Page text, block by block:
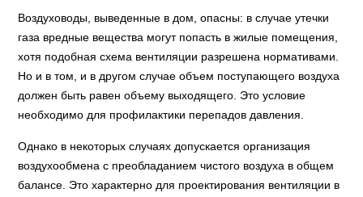
Воздуховоды, выведенные в дом, опасны: в случае утечки
газа вредные вещества могут попасть в жилые помещения,
хотя подобная схема вентиляции разрешена нормативами.
Но и в том, и в другом случае объем поступающего воздуха
должен быть равен объему выходящего. Это условие
необходимо для профилактики перепадов давления.
Однако в некоторых случаях допускается организация
воздухообмена с преобладанием чистого воздуха в общем
балансе. Это характерно для проектирования вентиляции в